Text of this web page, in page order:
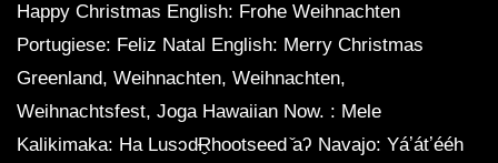
Happy Christmas English: Frohe Weihnachten
Portugiese: Feliz Natal English: Merry Christmas
Greenland, Weihnachten, Weihnachten,
Weihnachtsfest, Joga Hawaiian Now. : Mele
Kalikimaka: Ha LusɔdɌ̬hootseed ̌aʔ Navajo: Yáʼátʼééh